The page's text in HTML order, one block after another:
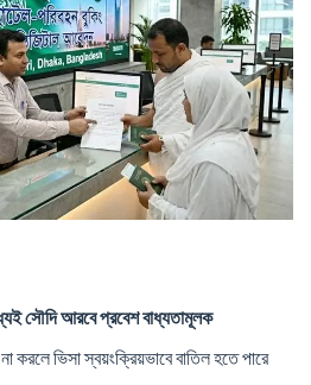
সৌদি আরবে প্রবেশ বাধ্যতামূলক
করলে ভিসা স্বয়ংক্রিয়ভাবে বাতিল হতে পারে